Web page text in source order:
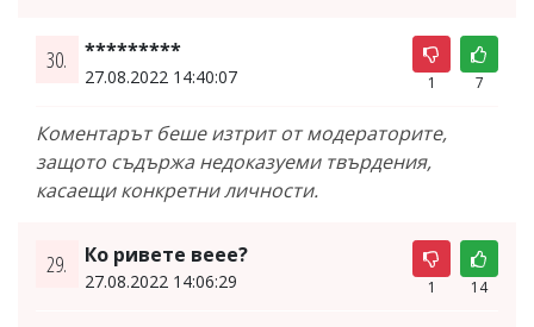
30. *********
27.08.2022 14:40:07 1 7
Коментарът беше изтрит от модераторите,
защото съдържа недоказуеми твърдения,
касаещи конкретни личности.
29. Ко ривете веее?
27.08.2022 14:06:29 1 14